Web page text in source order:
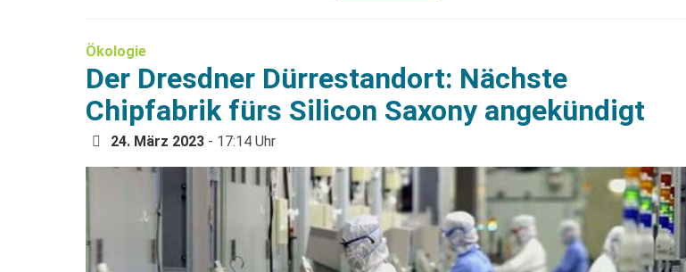
Ökologie
Der Dresdner Dürrestandort: Nächste
Chipfabrik fürs Silicon Saxony angekündigt
24. März 2023 - 17:14 Uhr